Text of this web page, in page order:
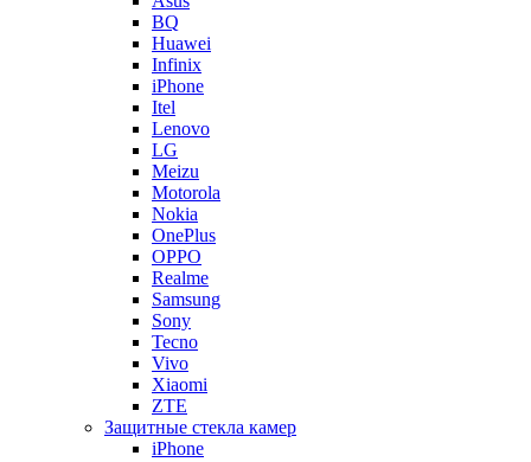
BQ
Huawei
Infinix
iPhone
Itel
Lenovo
LG
Meizu
Motorola
Nokia
OnePlus
OPPO
Realme
Samsung
Sony
Tecno
Vivo
Xiaomi
ZTE
Защитные стекла камер
iPhone